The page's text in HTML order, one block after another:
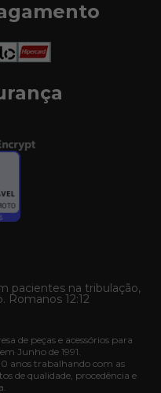
pacientes na tribulação,
Romanos 12:12
de peças e acessórios para
Junho de 1991.
anos trabalhando com as
de qualidade, procedência e